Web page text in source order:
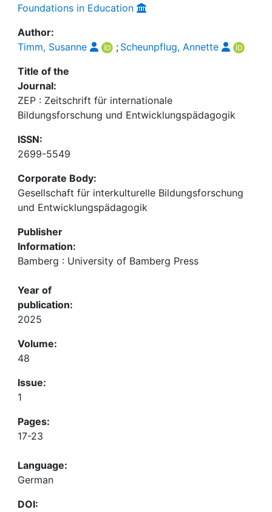
Foundations in Education
Author:
Timm, Susanne
; Scheunpflug, Annette
Title of the
Journal:
ZEP : Zeitschrift für internationale
Bildungsforschung und Entwicklungspädagogik
ISSN:
2699-5549
Corporate Body:
Gesellschaft für interkulturelle Bildungsforschung
und Entwicklungspädagogik
Publisher
Information:
Bamberg : University of Bamberg Press
Year of
publication:
2025
Volume:
48
Issue:
1
Pages:
17-23
Language:
German
DOI: